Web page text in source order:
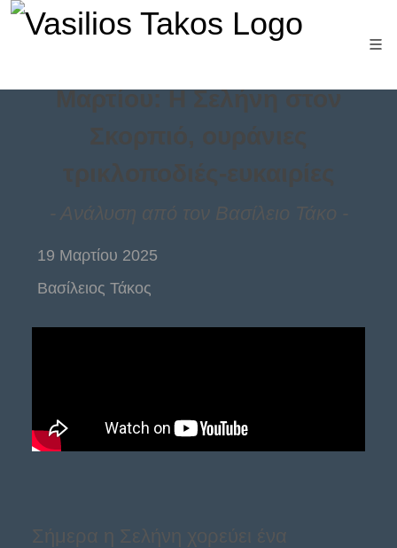
Μαρτίου: Η Σελήνη στον
- Aνάλυση από τον Βασίλειο Τάκο -
19 Μαρτίου 2025
Βασίλειος Τάκος
Σήμερα η Σελήνη χορεύει ένα